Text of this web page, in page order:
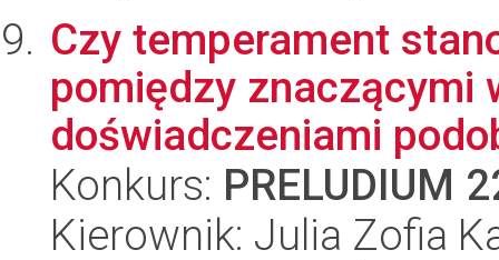
Czy temperament
pomiędzy znaczącymi
doświadczeniami
Konkurs: PRELUDIUM
Kierownik: Julia Zofia